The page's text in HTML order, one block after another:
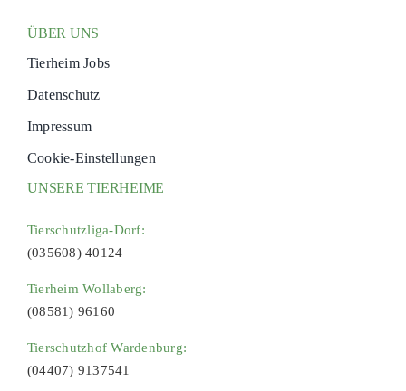
ÜBER UNS
Tierheim Jobs
Datenschutz
Impressum
Cookie-Einstellungen
UNSERE TIERHEIME
Tierschutzliga-Dorf:
(035608) 40124
Tierheim Wollaberg:
(08581) 96160
Tierschutzhof Wardenburg:
(04407) 9137541